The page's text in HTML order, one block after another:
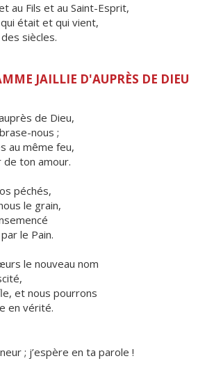
au Fils et au Saint-Esprit,
était et qui vient,
siècles.
JAILLIE D'AUPRÈS DE DIEU
de Dieu,
nous ;
au même feu,
de ton amour.
péchés,
le grain,
le Pain.
le nouveau nom
et nous pourrons
en vérité.
; j’espère en ta parole !